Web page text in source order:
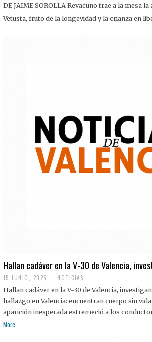
U
I
DE JAIME SOROLLA Revacuno trae a la mesa la
Vetusta, fruto de la longevidad y la crianza en
Hallan cadáver en la V-30 de Valencia,
15 JUNIO, 2025 NOTICIAS
Hallan cadáver en la V-30 de Valencia,
hallazgo en Valencia: encuentran cuerpo sin
aparición inesperada estremeció a los
More